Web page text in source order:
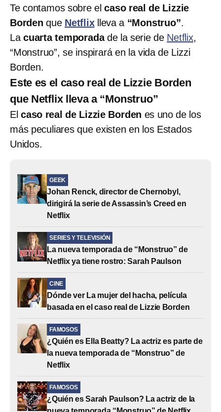
Te contamos sobre elcaso real de Lizzie
Borden que Netflix lleva a “Monstruo”.
La cuarta temporadade la serie de Netflix,
“Monstruo”, se inspirará en la vida de Lizzi
Borden.
Este es el caso real de Lizzie Borden
que Netflix lleva a “Monstruo”
El caso real de Lizzie Borden es uno de los
más peculiares que existen en los Estados
Unidos.
GEEK
Johan Renck, director de Chernobyl,
dirigirá la serie de Assassin’s Creed en
Netflix
SERIES Y TELEVISIÓN
La nueva temporada de “Monstruo” de
Netflix ya tiene rostro: Sarah Paulson
CINE
Dónde ver La mujer del hacha, película
basada en el caso real de Lizzie Borden
FAMOSOS
¿Quién es Ella Beatty? La actriz es parte de
la nueva temporada de “Monstruo” de
Netflix
FAMOSOS
¿Quién es Sarah Paulson? La actriz de la